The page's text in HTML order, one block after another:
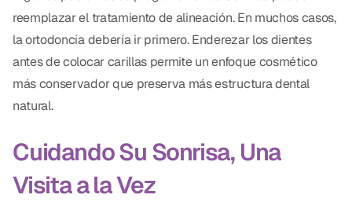
reemplazar el tratamiento de alineación. En muchos casos,
la ortodoncia debería ir primero. Enderezar los dientes
antes de colocar carillas permite un enfoque cosmético
más conservador que preserva más estructura dental
natural.
Cuidando Su Sonrisa, Una
Visita a la Vez